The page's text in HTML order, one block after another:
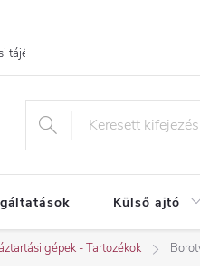
tájékoztató
Külső ajtó
gépek - Tartozékok